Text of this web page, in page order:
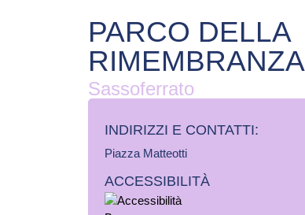
PARCO DELLA
RIMEMBRANZA
Sassoferrato
INDIRIZZI E CONTATTI:​
Piazza Matteotti
ACCESSIBILITÀ